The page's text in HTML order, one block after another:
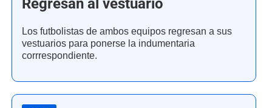
Regresan al vestuario
Los futbolistas de ambos equipos regresan a sus
vestuarios para ponerse la indumentaria
corrrespondiente.